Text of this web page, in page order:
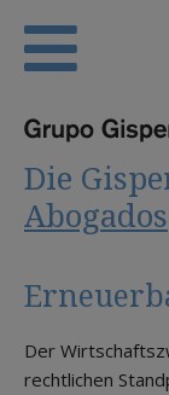
Die
Abogados
Der
rechtlichen